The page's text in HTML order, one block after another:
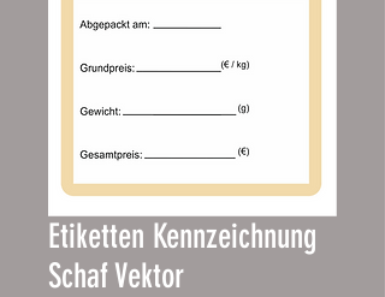
Etiketten Kennzeichnung
Schaf Vektor